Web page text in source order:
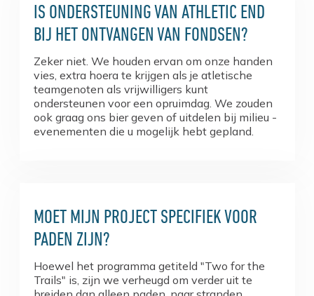
IS ONDERSTEUNING VAN ATHLETIC END
BIJ HET ONTVANGEN VAN FONDSEN?
Zeker niet. We houden ervan om onze handen
vies, extra hoera te krijgen als je atletische
teamgenoten als vrijwilligers kunt
ondersteunen voor een opruimdag. We zouden
ook graag ons bier geven of uitdelen bij milieu -
evenementen die u mogelijk hebt gepland.
MOET MIJN PROJECT SPECIFIEK VOOR
PADEN ZIJN?
Hoewel het programma getiteld "Two for the
Trails" is, zijn we verheugd om verder uit te